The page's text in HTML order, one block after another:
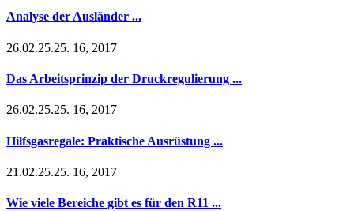
Analyse der Ausländer ...
26.02.25.25. 16, 2017
Das Arbeitsprinzip der Druckregulierung ...
26.02.25.25. 16, 2017
Hilfsgasregale: Praktische Ausrüstung ...
21.02.25.25. 16, 2017
Wie viele Bereiche gibt es für den R11 ...